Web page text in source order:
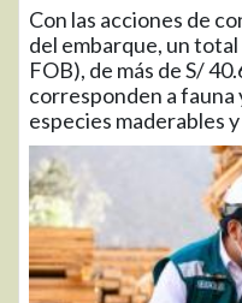
Con las acciones de
del embarque, un
FOB), de más de S/
corresponden a fauna
especies maderables